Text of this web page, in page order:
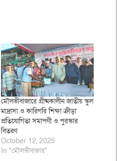
মৌলভীবাজারে গ্রীষ্মকালীন জাতীয় স্কুল
মাদ্রাসা ও কারিগরি শিক্ষা ক্রীড়া
প্রতিযোগিতা সমাপণী ও পুরস্কার
বিতরণ
October 12, 2025
In "মৌলভীবাজার"